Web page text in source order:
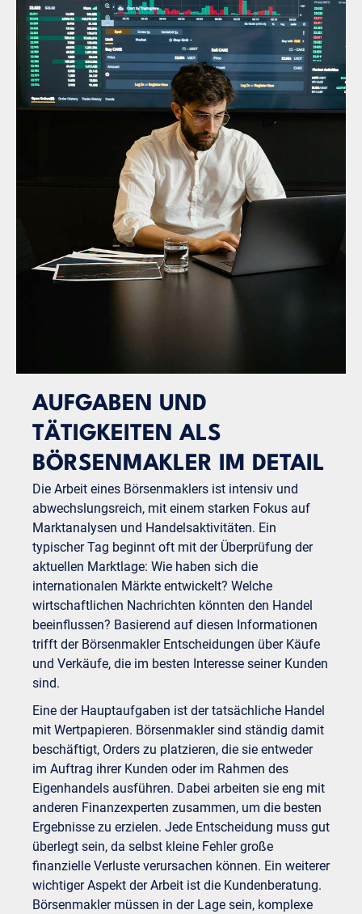
AUFGABEN UND
TÄTIGKEITEN ALS
BÖRSENMAKLER IM DETAIL
Die Arbeit eines Börsenmaklers ist intensiv und
abwechslungsreich, mit einem starken Fokus auf
Marktanalysen und Handelsaktivitäten. Ein
typischer Tag beginnt oft mit der Überprüfung der
aktuellen Marktlage: Wie haben sich die
internationalen Märkte entwickelt? Welche
wirtschaftlichen Nachrichten könnten den Handel
beeinflussen? Basierend auf diesen Informationen
trifft der Börsenmakler Entscheidungen über Käufe
und Verkäufe, die im besten Interesse seiner Kunden
sind.
Eine der Hauptaufgaben ist der tatsächliche Handel
mit Wertpapieren. Börsenmakler sind ständig damit
beschäftigt, Orders zu platzieren, die sie entweder
im Auftrag ihrer Kunden oder im Rahmen des
Eigenhandels ausführen. Dabei arbeiten sie eng mit
anderen Finanzexperten zusammen, um die besten
Ergebnisse zu erzielen. Jede Entscheidung muss gut
überlegt sein, da selbst kleine Fehler große
finanzielle Verluste verursachen können. Ein weiterer
wichtiger Aspekt der Arbeit ist die Kundenberatung.
Börsenmakler müssen in der Lage sein, komplexe